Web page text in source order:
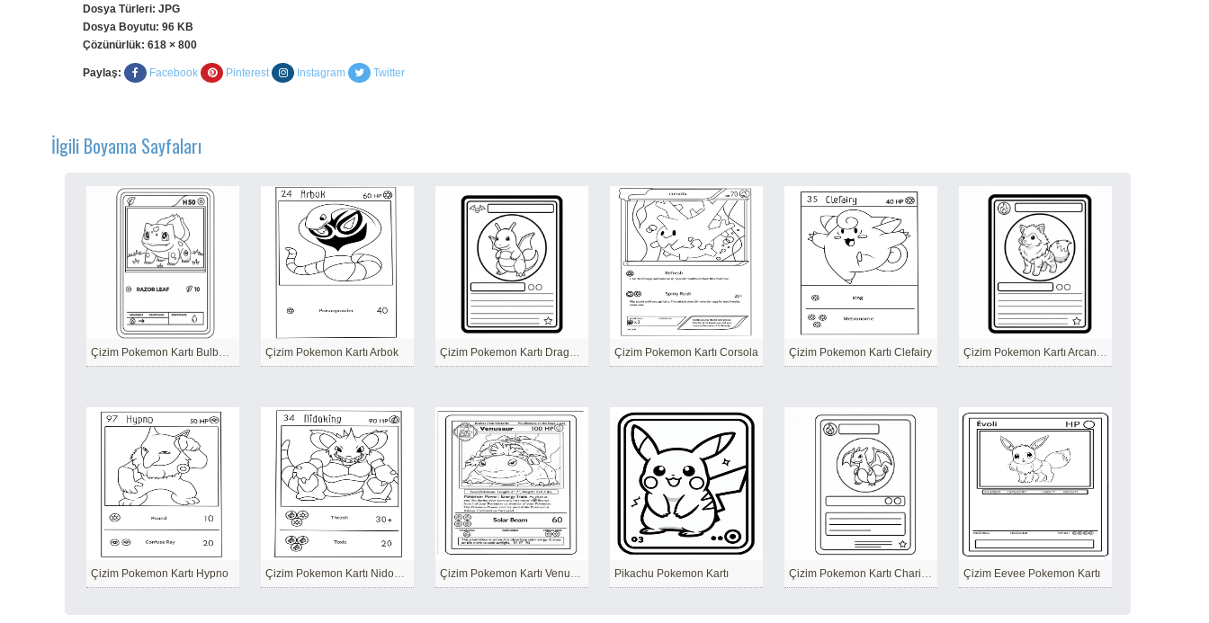
Dosya Türleri: JPG
Dosya Boyutu: 96 KB
Çözünürlük: 618 × 800
Paylaş: Facebook Pinterest Instagram Twitter
İlgili Boyama Sayfaları
Çizim Pokemon Kartı Bulbasaur Çizim Pokemon Kartı Arbok Çizim Pokemon Kartı Dragonite Çizim Pokemon Kartı Corsola Çizim Pokemon Kartı Clefairy Çizim Pokemon Kartı Arcanine
Çizim Pokemon Kartı Hypno Çizim Pokemon Kartı Nidoking Çizim Pokemon Kartı Venusaur Pikachu Pokemon Kartı Çizim Pokemon Kartı Charizard Çizim Eevee Pokemon Kartı